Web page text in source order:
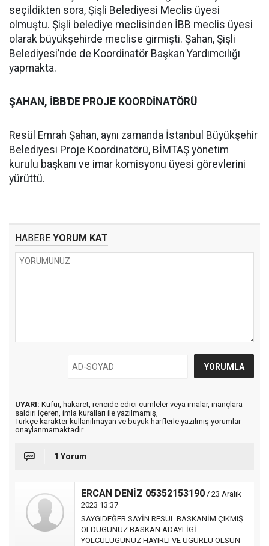
seçildikten sora, Şişli Belediyesi Meclis üyesi
olmuştu. Şişli belediye meclisinden İBB meclis üyesi
olarak büyükşehirde meclise girmişti. Şahan, Şişli
Belediyesi’nde de Koordinatör Başkan Yardımcılığı
yapmakta.
ŞAHAN, İBB'DE PROJE KOORDİNATÖRÜ
Resül Emrah Şahan, aynı zamanda İstanbul Büyükşehir
Belediyesi Proje Koordinatörü, BİMTAŞ yönetim
kurulu başkanı ve imar komisyonu üyesi görevlerini
yürüttü.
HABERE YORUM KAT
UYARI: Küfür, hakaret, rencide edici cümleler veya imalar, inançlara
saldırı içeren, imla kuralları ile yazılmamış,
Türkçe karakter kullanılmayan ve büyük harflerle yazılmış yorumlar
onaylanmamaktadır.
1 Yorum
ERCAN DENİZ 05352153190 / 23 Aralık
2023 13:37
SAYGIDEĞER SAYİN RESUL BASKANİM ÇIKMIŞ
OLDUGUNUZ BASKAN ADAYLİGİ
YOLCULUGUNUZ HAYIRLI VE UGURLU OLSUN